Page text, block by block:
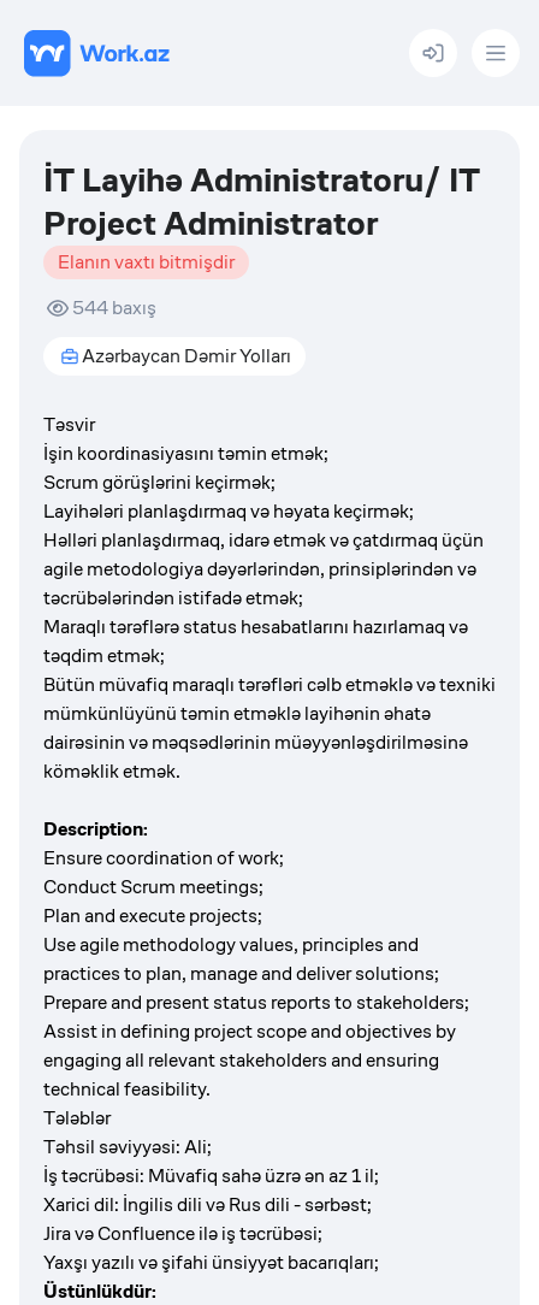
Menu
İT Layihə Administratoru/ IT
Project Administrator
Elanın vaxtı bitmişdir
544baxış
Azərbaycan Dəmir Yolları
Təsvir
İşin koordinasiyasını təmin etmək;
Scrum görüşlərini keçirmək;
Layihələri planlaşdırmaq və həyata keçirmək;
Həlləri planlaşdırmaq, idarə etmək və çatdırmaq üçün
agile metodologiya dəyərlərindən, prinsiplərindən və
təcrübələrindən istifadə etmək;
Maraqlı tərəflərə status hesabatlarını hazırlamaq və
təqdim etmək;
Bütün müvafiq maraqlı tərəfləri cəlb etməklə və texniki
mümkünlüyünü təmin etməklə layihənin əhatə
dairəsinin və məqsədlərinin müəyyənləşdirilməsinə
köməklik etmək.
Description:
Ensure coordination of work;
Conduct Scrum meetings;
Plan and execute projects;
Use agile methodology values, principles and
practices to plan, manage and deliver solutions;
Prepare and present status reports to stakeholders;
Assist in defining project scope and objectives by
engaging all relevant stakeholders and ensuring
technical feasibility.
Tələblər
Təhsil səviyyəsi: Ali;
İş təcrübəsi: Müvafiq sahə üzrə ən az 1 il;
Xarici dil: İngilis dili və Rus dili - sərbəst;
Jira və Confluence ilə iş təcrübəsi;
Yaxşı yazılı və şifahi ünsiyyət bacarıqları;
Üstünlükdür: